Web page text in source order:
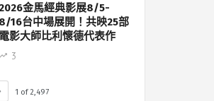
金馬經典影展8/5-
8/16台中場展開！共映25部
電影大師比利懷德代表作
3
1 of 2,497